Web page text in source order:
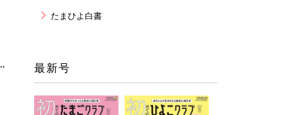
たまひよ白書
最新号